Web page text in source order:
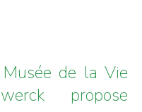
de la Vie
propose